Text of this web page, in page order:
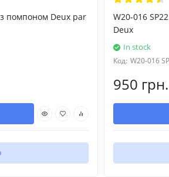
помпоном Deux par
W20-016
Deux
In stock
Код: W20-016
950 грн.